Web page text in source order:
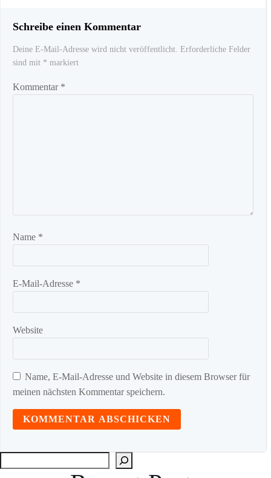
Schreibe einen Kommentar
Deine E-Mail-Adresse wird nicht veröffentlicht. Erforderliche Felder
sind mit * markiert
Kommentar *
Name *
E-Mail-Adresse *
Website
Name, E-Mail-Adresse und Website in diesem Browser für
meinen nächsten Kommentar speichern.